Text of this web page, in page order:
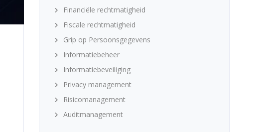
Financiële rechtmatigheid
Fiscale rechtmatigheid
Grip op Persoonsgegevens
Informatiebeheer
Informatiebeveiliging
Privacy management
Risicomanagement
Auditmanagement